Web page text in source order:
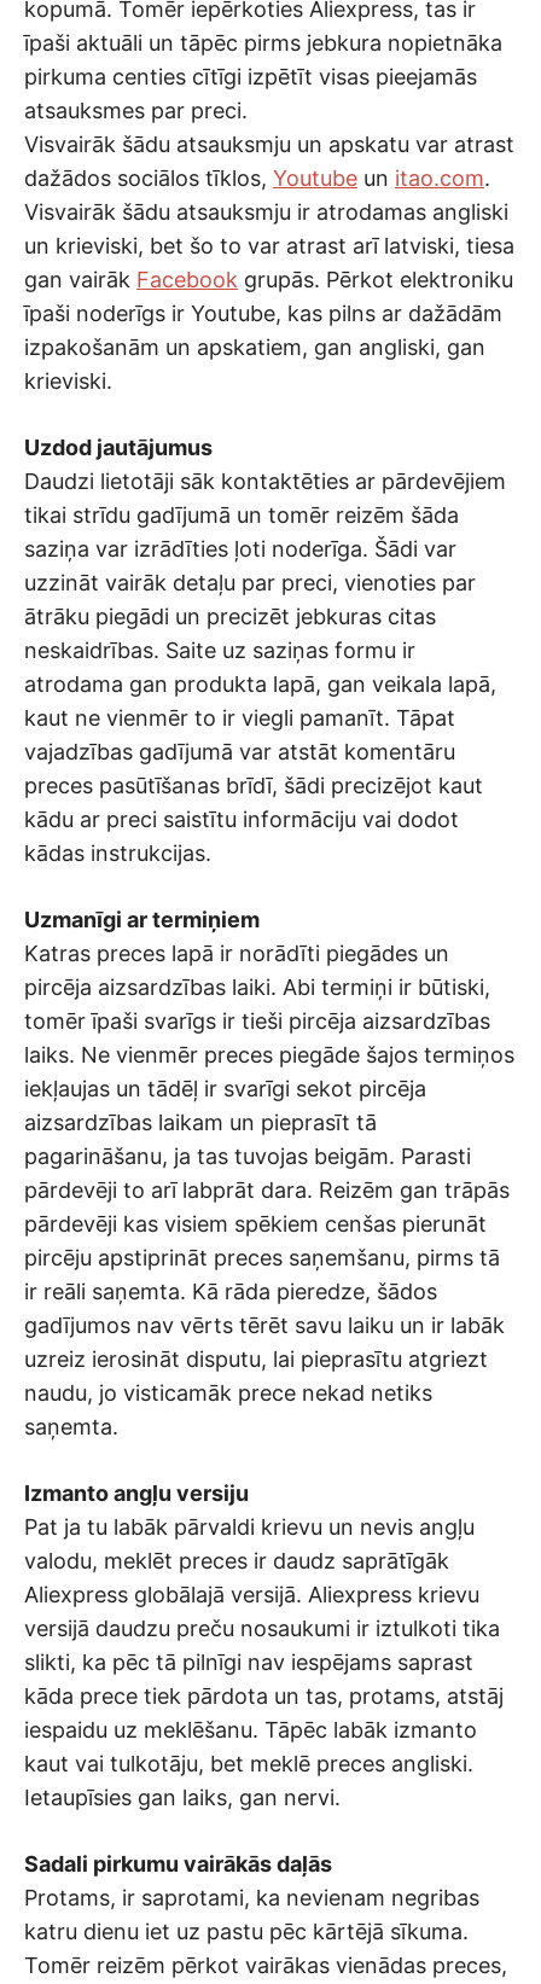
kopumā. Tomēr iepērkoties Aliexpress, tas ir
īpaši aktuāli un tāpēc pirms jebkura nopietnāka
pirkuma centies cītīgi izpētīt visas pieejamās
atsauksmes par preci.
Visvairāk šādu atsauksmju un apskatu var atrast
dažādos sociālos tīklos, Youtube un itao.com.
Visvairāk šādu atsauksmju ir atrodamas angliski
un krieviski, bet šo to var atrast arī latviski, tiesa
gan vairāk Facebook grupās. Pērkot elektroniku
īpaši noderīgs ir Youtube, kas pilns ar dažādām
izpakošanām un apskatiem, gan angliski, gan
krieviski.
Uzdod jautājumus
Daudzi lietotāji sāk kontaktēties ar pārdevējiem
tikai strīdu gadījumā un tomēr reizēm šāda
saziņa var izrādīties ļoti noderīga. Šādi var
uzzināt vairāk detaļu par preci, vienoties par
ātrāku piegādi un precizēt jebkuras citas
neskaidrības. Saite uz saziņas formu ir
atrodama gan produkta lapā, gan veikala lapā,
kaut ne vienmēr to ir viegli pamanīt. Tāpat
vajadzības gadījumā var atstāt komentāru
preces pasūtīšanas brīdī, šādi precizējot kaut
kādu ar preci saistītu informāciju vai dodot
kādas instrukcijas.
Uzmanīgi ar termiņiem
Katras preces lapā ir norādīti piegādes un
pircēja aizsardzības laiki. Abi termiņi ir būtiski,
tomēr īpaši svarīgs ir tieši pircēja aizsardzības
laiks. Ne vienmēr preces piegāde šajos termiņos
iekļaujas un tādēļ ir svarīgi sekot pircēja
aizsardzības laikam un pieprasīt tā
pagarināšanu, ja tas tuvojas beigām. Parasti
pārdevēji to arī labprāt dara. Reizēm gan trāpās
pārdevēji kas visiem spēkiem cenšas pierunāt
pircēju apstiprināt preces saņemšanu, pirms tā
ir reāli saņemta. Kā rāda pieredze, šādos
gadījumos nav vērts tērēt savu laiku un ir labāk
uzreiz ierosināt disputu, lai pieprasītu atgriezt
naudu, jo visticamāk prece nekad netiks
saņemta.
Izmanto angļu versiju
Pat ja tu labāk pārvaldi krievu un nevis angļu
valodu, meklēt preces ir daudz saprātīgāk
Aliexpress globālajā versijā. Aliexpress krievu
versijā daudzu preču nosaukumi ir iztulkoti tika
slikti, ka pēc tā pilnīgi nav iespējams saprast
kāda prece tiek pārdota un tas, protams, atstāj
iespaidu uz meklēšanu. Tāpēc labāk izmanto
kaut vai tulkotāju, bet meklē preces angliski.
Ietaupīsies gan laiks, gan nervi.
Sadali pirkumu vairākās daļās
Protams, ir saprotami, ka nevienam negribas
katru dienu iet uz pastu pēc kārtējā sīkuma.
Tomēr reizēm pērkot vairākas vienādas preces,